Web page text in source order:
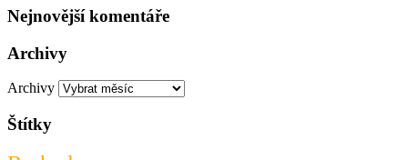
Nejnovější komentáře
Archivy
Archivy
Štítky